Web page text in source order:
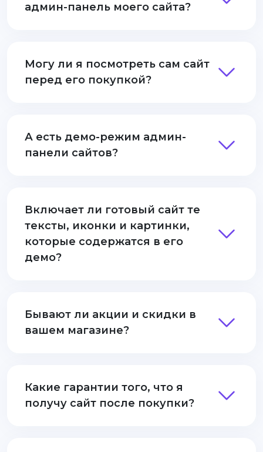
админ-панель моего сайта?
Могу ли я посмотреть сам сайт
перед его покупкой?
А есть демо-режим админ-
панели сайтов?
Включает ли готовый сайт те
тексты, иконки и картинки,
которые содержатся в его
демо?
Бывают ли акции и скидки в
вашем магазине?
Какие гарантии того, что я
получу сайт после покупки?